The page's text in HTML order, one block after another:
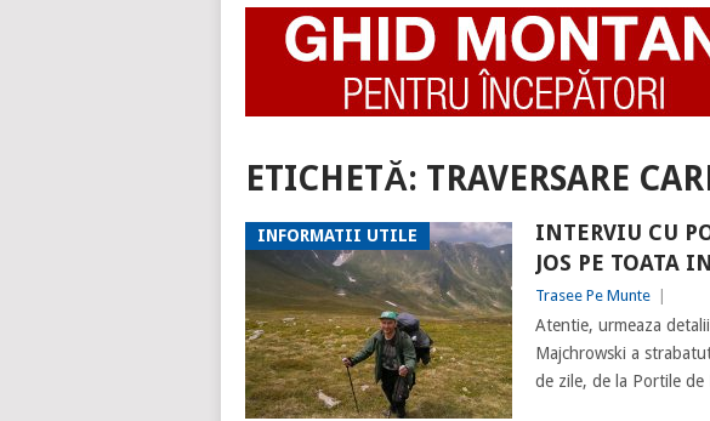
ETICHETĂ: TRAVERSARE
INFORMATII UTILE
INTERVIU CU
JOS PE TOATA
Trasee Pe Munte
Atentie, urmeaza
Majchrowski a
de zile, de la Portile de